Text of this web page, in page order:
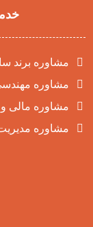
مشاوره برند
مشاوره
مشاوره مالی و
مشاوره